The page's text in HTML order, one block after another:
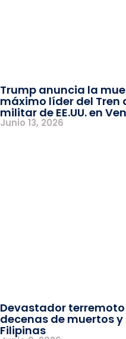
Trump anuncia la
máximo líder del
militar de EE.UU. en
Junio 13, 2026
Devastador
decenas de muertos
Filipinas